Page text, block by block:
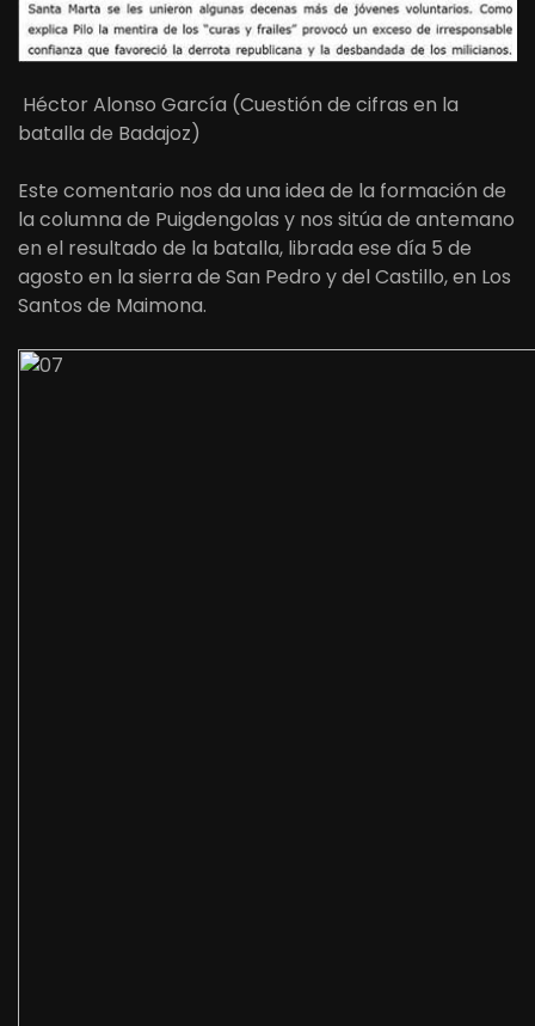
Héctor Alonso García (Cuestión de cifras en la
batalla de Badajoz)
Este comentario nos da una idea de la formación de
la columna de Puigdengolas y nos sitúa de antemano
en el resultado de la batalla, librada ese día 5 de
agosto en la sierra de San Pedro y del Castillo, en Los
Santos de Maimona.